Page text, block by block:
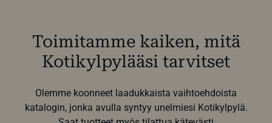
Toimitamme kaiken, mitä
Kotikylpylääsi tarvitset
Olemme koonneet laadukkaista vaihtoehdoista
katalogin, jonka avulla syntyy unelmiesi Kotikylpylä.